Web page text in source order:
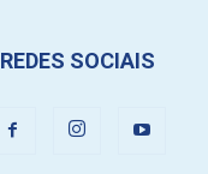
REDES SOCIAIS